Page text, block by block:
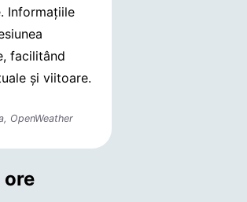
Informațiile
facilitând
și viitoare.
OpenWeather
ore